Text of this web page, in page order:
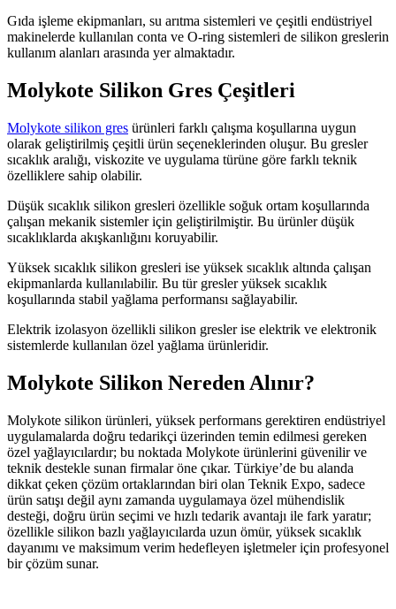
Gıda işleme ekipmanları, su arıtma sistemleri ve çeşitli endüstriyel
makinelerde kullanılan conta ve O-ring sistemleri de silikon greslerin
kullanım alanları arasında yer almaktadır.
Molykote Silikon Gres Çeşitleri
Molykote silikon gres ürünleri farklı çalışma koşullarına uygun
olarak geliştirilmiş çeşitli ürün seçeneklerinden oluşur. Bu gresler
sıcaklık aralığı, viskozite ve uygulama türüne göre farklı teknik
özelliklere sahip olabilir.
Düşük sıcaklık silikon gresleri özellikle soğuk ortam koşullarında
çalışan mekanik sistemler için geliştirilmiştir. Bu ürünler düşük
sıcaklıklarda akışkanlığını koruyabilir.
Yüksek sıcaklık silikon gresleri ise yüksek sıcaklık altında çalışan
ekipmanlarda kullanılabilir. Bu tür gresler yüksek sıcaklık
koşullarında stabil yağlama performansı sağlayabilir.
Elektrik izolasyon özellikli silikon gresler ise elektrik ve elektronik
sistemlerde kullanılan özel yağlama ürünleridir.
Molykote Silikon Nereden Alınır?
Molykote silikon ürünleri, yüksek performans gerektiren endüstriyel
uygulamalarda doğru tedarikçi üzerinden temin edilmesi gereken
özel yağlayıcılardır; bu noktada Molykote ürünlerini güvenilir ve
teknik destekle sunan firmalar öne çıkar. Türkiye’de bu alanda
dikkat çeken çözüm ortaklarından biri olan Teknik Expo, sadece
ürün satışı değil aynı zamanda uygulamaya özel mühendislik
desteği, doğru ürün seçimi ve hızlı tedarik avantajı ile fark yaratır;
özellikle silikon bazlı yağlayıcılarda uzun ömür, yüksek sıcaklık
dayanımı ve maksimum verim hedefleyen işletmeler için profesyonel
bir çözüm sunar.